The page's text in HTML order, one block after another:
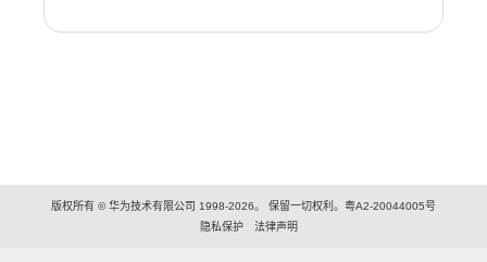
版权所有 © 华为技术有限公司 1998-2026。 保留一切权利。粤A2-20044005号
隐私保护
法律声明